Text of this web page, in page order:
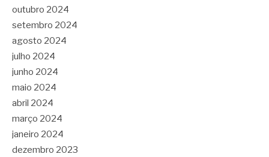
outubro 2024
setembro 2024
agosto 2024
julho 2024
junho 2024
maio 2024
abril 2024
março 2024
janeiro 2024
dezembro 2023